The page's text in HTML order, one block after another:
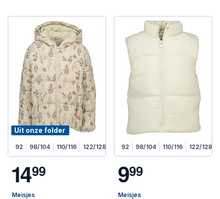
Uit onze folder
92 98/104 110/116 122/128
1499
Meisjes
92 98/104 110/116 122/128
999
Meisjes